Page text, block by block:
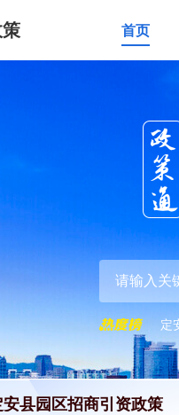
首页
定
安县园区招商引资政策